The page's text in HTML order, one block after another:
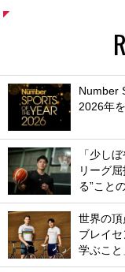
Number
2026年
「少し
リーグ
る”こと
世界の
ブレイ
学ぶこ